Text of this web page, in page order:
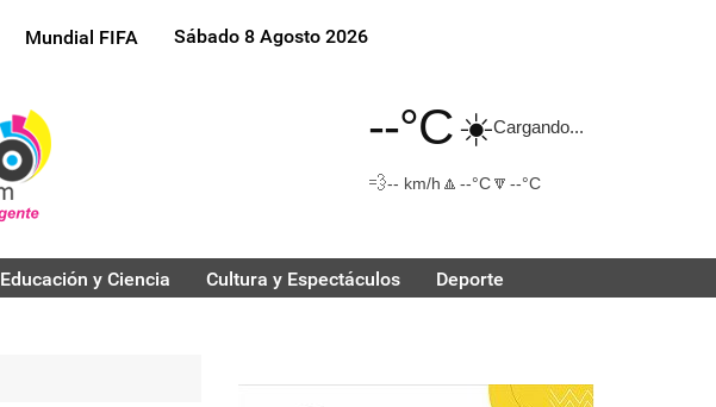
Mundial FIFA Sábado 8 Agosto 2026
--°C☀️Cargando...
💨-- km/h 🔼 --°C🔽 --°C
Educación y Ciencia Cultura y Espectáculos Deporte